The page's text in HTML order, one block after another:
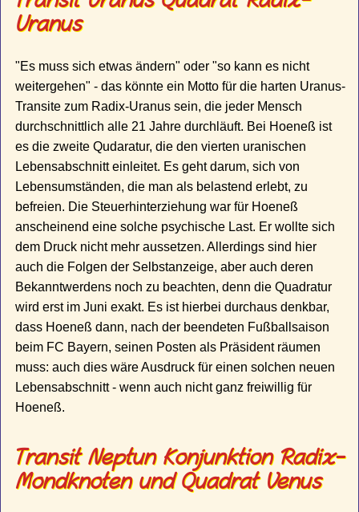
Uranus
"Es muss sich etwas ändern" oder "so kann es nicht
weitergehen" - das könnte ein Motto für die harten Uranus-
Transite zum Radix-Uranus sein, die jeder Mensch
durchschnittlich alle 21 Jahre durchläuft. Bei Hoeneß ist
es die zweite Qudaratur, die den vierten uranischen
Lebensabschnitt einleitet. Es geht darum, sich von
Lebensumständen, die man als belastend erlebt, zu
befreien. Die Steuerhinterziehung war für Hoeneß
anscheinend eine solche psychische Last. Er wollte sich
dem Druck nicht mehr aussetzen. Allerdings sind hier
auch die Folgen der Selbstanzeige, aber auch deren
Bekanntwerdens noch zu beachten, denn die Quadratur
wird erst im Juni exakt. Es ist hierbei durchaus denkbar,
dass Hoeneß dann, nach der beendeten Fußballsaison
beim FC Bayern, seinen Posten als Präsident räumen
muss: auch dies wäre Ausdruck für einen solchen neuen
Lebensabschnitt - wenn auch nicht ganz freiwillig für
Hoeneß.
Transit Neptun Konjunktion Radix-
Mondknoten und Quadrat Venus